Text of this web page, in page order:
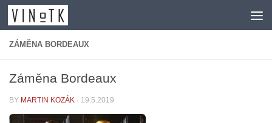
Skip to content
ZÁMĚNA BORDEAUX
Záměna Bordeaux
BY MARTIN KOZÁK · 19.5.2019